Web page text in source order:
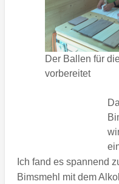
Der Ballen für
vorbereitet
Ich fand es spannend
Bimsmehl mit dem